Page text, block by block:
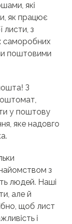
які
як працює
листи, з
саморобних
поштовими
З
у поштову
яке надовго
з
людей. Наші
але й
щоб лист
і